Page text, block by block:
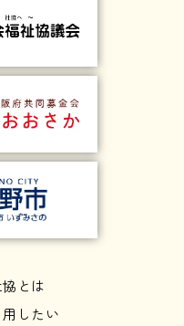
とは
したい